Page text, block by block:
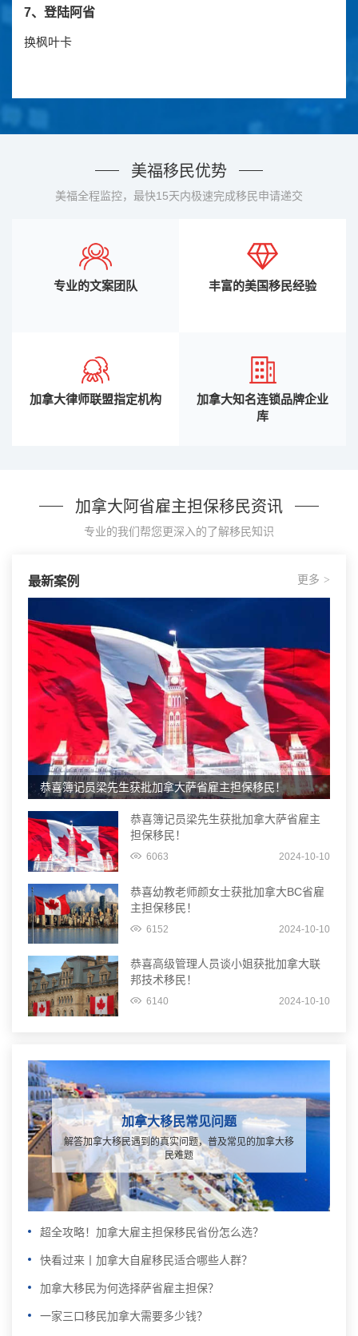
7、登陆阿省
换枫叶卡
美福移民优势
美福全程监控，最快15天内极速完成移民申请递交
专业的文案团队 丰富的美国移民经验
加拿大律师联盟指定机构
加拿大知名连锁品牌企业
库
加拿大阿省雇主担保移民资讯
专业的我们帮您更深入的了解移民知识
最新案例 更多 >
恭喜簿记员梁先生获批加拿大萨省雇主担保移民！
恭喜簿记员梁先生获批加拿大萨省雇主
担保移民！
6063 2024-10-10
恭喜幼教老师颜女士获批加拿大BC省雇
主担保移民！
6152 2024-10-10
恭喜高级管理人员谈小姐获批加拿大联
邦技术移民！
6140 2024-10-10
加拿大移民常见问题
解答加拿大移民遇到的真实问题，普及常见的加拿大移
民难题
超全攻略！加拿大雇主担保移民省份怎么选？
快看过来丨加拿大自雇移民适合哪些人群？
加拿大移民为何选择萨省雇主担保？
一家三口移民加拿大需要多少钱？